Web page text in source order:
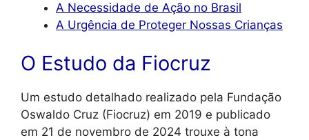
A Necessidade de Ação no Brasil
A Urgência de Proteger Nossas Crianças
O Estudo da Fiocruz
Um estudo detalhado realizado pela Fundação
Oswaldo Cruz (Fiocruz) em 2019 e publicado
em 21 de novembro de 2024 trouxe à tona